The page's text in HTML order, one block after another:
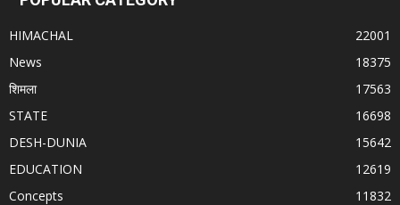
HIMACHAL
22001
News
18375
शिमला
17563
STATE
16698
DESH-DUNIA
15642
EDUCATION
12619
Concepts
11832